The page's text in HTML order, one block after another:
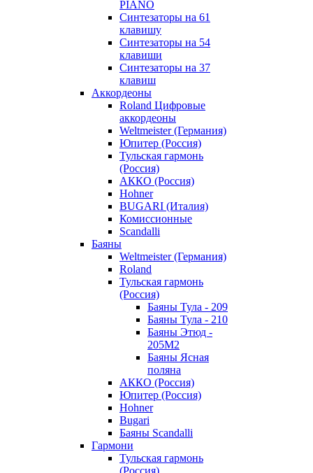
PIANO
Синтезаторы на 61
клавишу
Синтезаторы на 54
клавиши
Синтезаторы на 37
клавиш
Аккордеоны
Roland Цифровые
аккордеоны
Weltmeister (Германия)
Юпитер (Россия)
Тульская гармонь
(Россия)
АККО (Россия)
Hohner
BUGARI (Италия)
Комиссионные
Scandalli
Баяны
Weltmeister (Германия)
Roland
Тульская гармонь
(Россия)
Баяны Тула - 209
Баяны Тула - 210
Баяны Этюд -
205М2
Баяны Ясная
поляна
АККО (Россия)
Юпитер (Россия)
Hohner
Bugari
Баяны Scandalli
Гармони
Тульская гармонь
(Россия)